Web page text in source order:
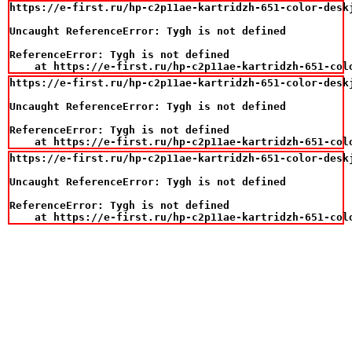
https://e-first.ru/hp-c2p11ae-kartridzh-651-color-
Uncaught ReferenceError: Tygh is not defined
ReferenceError: Tygh is not defined
at https://e-first.ru/hp-c2p11ae-kartridzh-651-
https://e-first.ru/hp-c2p11ae-kartridzh-651-color-
Uncaught ReferenceError: Tygh is not defined
ReferenceError: Tygh is not defined
at https://e-first.ru/hp-c2p11ae-kartridzh-651-
https://e-first.ru/hp-c2p11ae-kartridzh-651-color-
Uncaught ReferenceError: Tygh is not defined
ReferenceError: Tygh is not defined
at https://e-first.ru/hp-c2p11ae-kartridzh-651-